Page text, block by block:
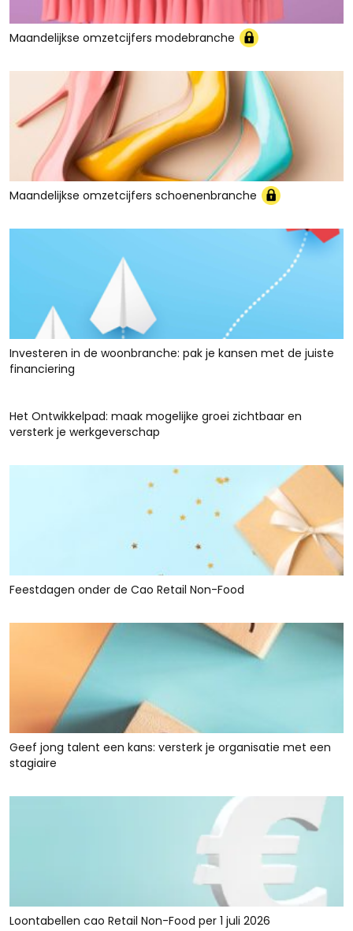
Maandelijkse omzetcijfers modebranche
Maandelijkse omzetcijfers schoenenbranche
Investeren in de woonbranche: pak je kansen met de juiste
financiering
Het Ontwikkelpad: maak mogelijke groei zichtbaar en
versterk je werkgeverschap
Feestdagen onder de Cao Retail Non-Food
Geef jong talent een kans: versterk je organisatie met een
stagiaire
Loontabellen cao Retail Non-Food per 1 juli 2026